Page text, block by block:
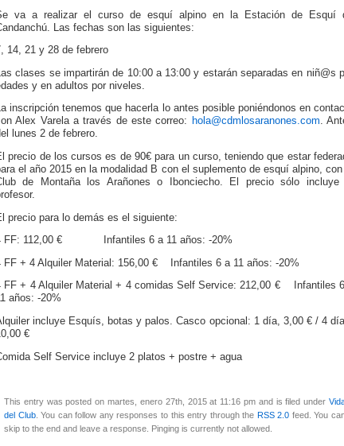
va a realizar el curso de esquí alpino en la Estación de Esquí
Las fechas son las siguientes:
14, 21 y 28 de febrero
clases se impartirán de 10:00 a 13:00 y estarán separadas en niñ@s
y en adultos por niveles.
inscripción tenemos que hacerla lo antes posible poniéndonos en
Alex Varela a través de este correo:
hola@cdmlosaranones.com.
lunes 2 de febrero.
precio de los cursos es de 90€ para un curso, teniendo que estar
el año 2015 en la modalidad B con el suplemento de esquí alpino, con
de Montaña los Arañones o Ibonciecho. El precio sólo incluye
precio para lo demás es el siguiente:
FF: 112,00 € Infantiles 6 a 11 años: -20%
FF + 4 Alquiler Material: 156,00 € Infantiles 6 a 11 años: -20%
FF + 4 Alquiler Material + 4 comidas Self Service: 212,00 € Infantiles
años: -20%
incluye Esquís, botas y palos. Casco opcional: 1 día, 3,00 € / 4
€
Self Service incluye 2 platos + postre + agua
This entry was posted on martes, enero 27th, 2015 at 11:16 pm and is filed under
del Club. You can follow any responses to this entry through the RSS 2.0 feed. You
skip to the end and leave a response. Pinging is currently not allowed.